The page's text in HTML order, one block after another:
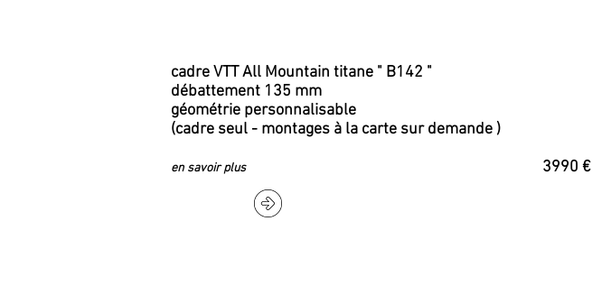
cadre VTT All Mountain titane " B142 "
débattement 135 mm
géométrie personnalisable
(cadre seul - montages à la carte sur demande )
en savoir plus 3990 €